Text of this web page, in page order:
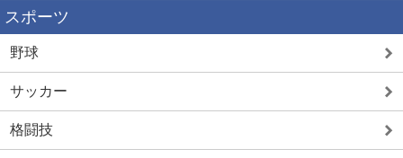
スポーツ
野球
サッカー
格闘技